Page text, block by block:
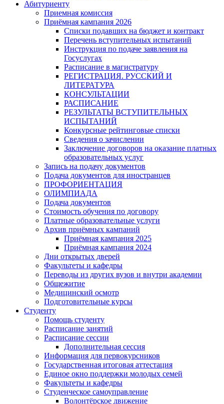
Абитуриенту
Приемная комиссия
Приёмная кампания 2026
Списки подавших на бюджет и контракт
Перечень вступительных испытаний
Инструкция по подаче заявления на
Госуслугах
Расписание в магистратуру
РЕГИСТРАЦИЯ. РУССКИЙ И
ЛИТЕРАТУРА
КОНСУЛЬТАЦИИ
РАСПИСАНИЕ
РЕЗУЛЬТАТЫ ВСТУПИТЕЛЬНЫХ
ИСПЫТАНИЙ
Конкурсные рейтинговые списки
Сведения о зачислении
Заключение договоров на оказание платных
образовательных услуг
Запись на подачу документов
Подача документов для иностранцев
ПРОФОРИЕНТАЦИЯ
ОЛИМПИАДА
Подача документов
Стоимость обучения по договору
Платные образовательные услуги
Архив приёмных кампаний
Приёмная кампания 2025
Приёмная кампания 2024
Дни открытых дверей
Факультеты и кафедры
Переводы из других вузов и внутри академии
Общежитие
Медицинский осмотр
Подготовительные курсы
Студенту
Помощь студенту
Расписание занятий
Расписание сессии
Дополнительная сессия
Информация для первокурсников
Государственная итоговая аттестация
Единое окно поддержки молодых семей
Факультеты и кафедры
Студенческое самоуправление
Волонтёрское движение